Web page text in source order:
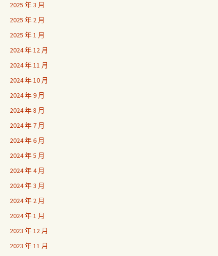
2025 年 3 月
2025 年 2 月
2025 年 1 月
2024 年 12 月
2024 年 11 月
2024 年 10 月
2024 年 9 月
2024 年 8 月
2024 年 7 月
2024 年 6 月
2024 年 5 月
2024 年 4 月
2024 年 3 月
2024 年 2 月
2024 年 1 月
2023 年 12 月
2023 年 11 月